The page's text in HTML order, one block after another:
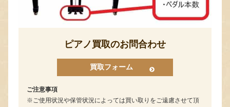
ピアノ買取のお問合わせ
買取フォーム
ご注意事項
ご使用状況や保管状況によっては買い取りをご遠慮させて頂